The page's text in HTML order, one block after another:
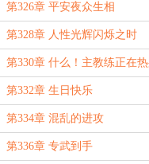
第326章 平安夜众生相
第328章 人性光辉闪烁之时
第330章 什么！主教练正在热
第332章 生日快乐
第334章 混乱的进攻
第336章 专武到手